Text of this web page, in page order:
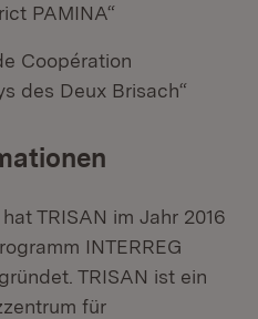
PAMINA“
Coopération
des Deux Brisach“
TRISAN im Jahr 2016
INTERREG
TRISAN ist ein
für